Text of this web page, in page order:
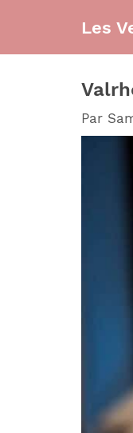
contenu
Les
Par